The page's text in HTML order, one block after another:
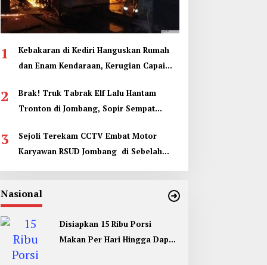
1
Kebakaran di Kediri Hanguskan Rumah
dan Enam Kendaraan, Kerugian Capai
2
Brak! Truk Tabrak Elf Lalu Hantam
Tronton di Jombang, Sopir Sempat
3
Sejoli Terekam CCTV Embat Motor
Karyawan RSUD Jombang di Sebelah
Nasional
Disiapkan 15 Ribu Porsi
Makan Per Hari Hingga Dapur